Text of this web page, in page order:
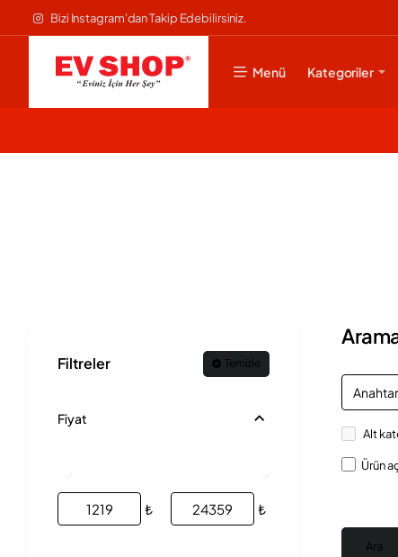
Bizi Instagram'dan Takip Edebilirsiniz.
Menü Kategoriler
Filtreler Temizle
Fiyat
₺ ₺
Alt
Ürün
Ara